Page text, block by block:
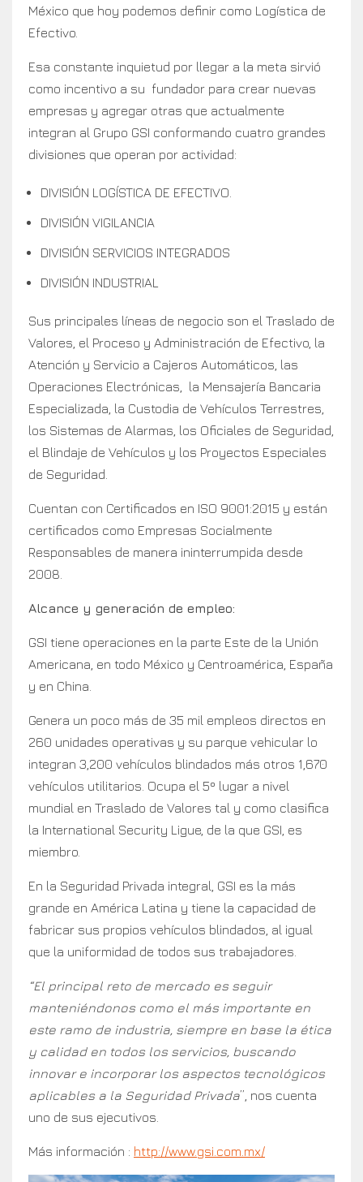
México que hoy podemos definir como Logística de
Efectivo.
Esa constante inquietud por llegar a la meta sirvió
como incentivo a su fundador para crear nuevas
empresas y agregar otras que actualmente
integran al Grupo GSI conformando cuatro grandes
divisiones que operan por actividad:
DIVISIÓN LOGÍSTICA DE EFECTIVO.
DIVISIÓN VIGILANCIA
DIVISIÓN SERVICIOS INTEGRADOS
DIVISIÓN INDUSTRIAL
Sus principales líneas de negocio son el Traslado de
Valores, el Proceso y Administración de Efectivo, la
Atención y Servicio a Cajeros Automáticos, las
Operaciones Electrónicas, la Mensajería Bancaria
Especializada, la Custodia de Vehículos Terrestres,
los Sistemas de Alarmas, los Oficiales de Seguridad,
el Blindaje de Vehículos y los Proyectos Especiales
de Seguridad.
Cuentan con Certificados en ISO 9001:2015 y están
certificados como Empresas Socialmente
Responsables de manera ininterrumpida desde
2008.
Alcance y generación de empleo:
GSI tiene operaciones en la parte Este de la Unión
Americana, en todo México y Centroamérica, España
y en China.
Genera un poco más de 35 mil empleos directos en
260 unidades operativas y su parque vehicular lo
integran 3,200 vehículos blindados más otros 1,670
vehículos utilitarios. Ocupa el 5º lugar a nivel
mundial en Traslado de Valores tal y como clasifica
la International Security Ligue, de la que GSI, es
miembro.
En la Seguridad Privada integral, GSI es la más
grande en América Latina y tiene la capacidad de
fabricar sus propios vehículos blindados, al igual
que la uniformidad de todos sus trabajadores.
“El principal reto de mercado es seguir
manteniéndonos como el más importante en
este ramo de industria, siempre en base la ética
y calidad en todos los servicios, buscando
innovar e incorporar los aspectos tecnológicos
aplicables a la Seguridad Privada”, nos cuenta
uno de sus ejecutivos.
Más información : http://www.gsi.com.mx/